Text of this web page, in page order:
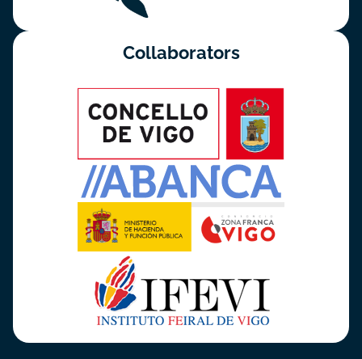
Collaborators